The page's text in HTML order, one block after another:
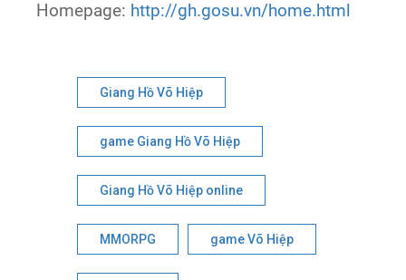
Homepage: http://gh.gosu.vn/home.html
Giang Hồ Võ Hiệp
game Giang Hồ Võ Hiệp
Giang Hồ Võ Hiệp online
MMORPG game Võ Hiệp